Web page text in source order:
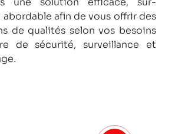
abordable afin de vous offrir des
de qualités selon vos besoins
de sécurité, surveillance et